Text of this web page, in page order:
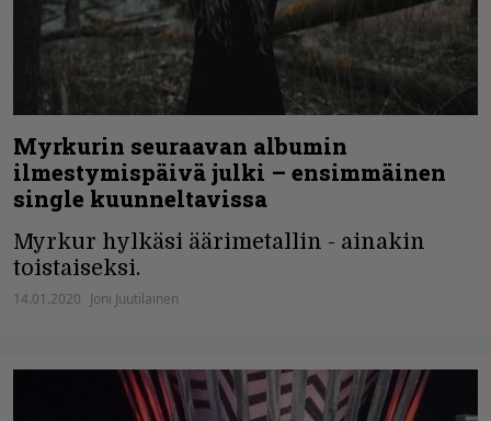
Myrkurin seuraavan albumin
ilmestymispäivä julki – ensimmäinen
single kuunneltavissa
Myrkur hylkäsi äärimetallin - ainakin
toistaiseksi.
14.01.2020 Joni Juutilainen